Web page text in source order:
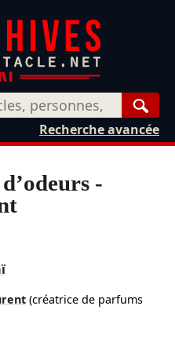
Recherche avancée
-
(créatrice de parfums